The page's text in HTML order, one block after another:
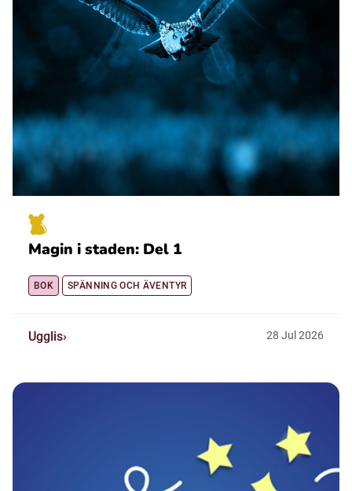
Magin i staden: Del 1
BOK SPÄNNING OCH ÄVENTYR
Ugglis 28 Jul 2026